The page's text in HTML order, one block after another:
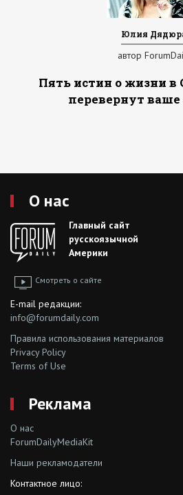
Юлия
автор
Пять истин о жизни
перевернут ваше
О нас
Главный сайт
русскоязычной
Америки
Смотреть о сайте
E-mail редакции:
info@forumdaily.com
Правила использования материалов
Privacy Policy
Terms of Use
Реклама
О нас
ForumDailyMediaKit
Наши рекламодатели
Контактное лицо: